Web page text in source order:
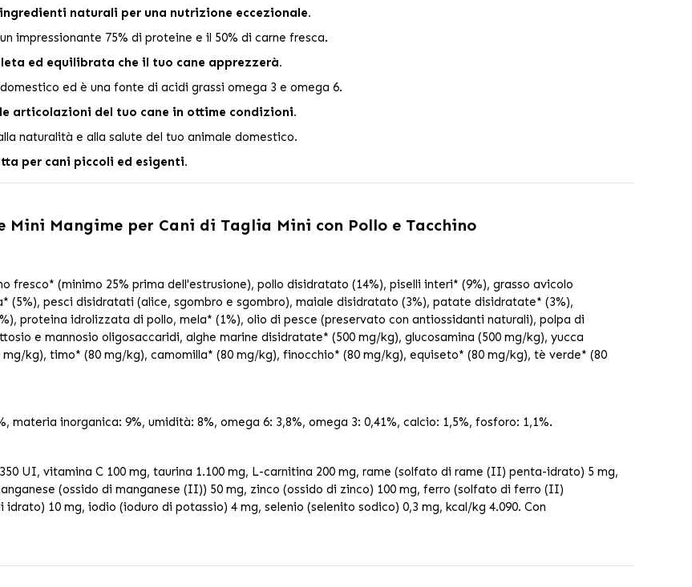
naturali per una nutrizione eccezionale.
impressionante 75% di proteine e il 50% di carne fresca.
ed equilibrata che il tuo cane apprezzerà.
ed è una fonte di acidi grassi omega 3 e omega 6.
articolazioni del tuo cane in ottime condizioni.
naturalità e alla salute del tuo animale domestico.
per cani piccoli ed esigenti.
Mini Mangime per Cani di Taglia Mini con Pollo e Tacchino
fresco* (minimo 25% prima dell'estrusione), pollo disidratato (14%), piselli interi* (9%), grasso avicolo
(5%), pesci disidratati (alice, sgombro e sgombro), maiale disidratato (3%), patate disidratate* (3%),
proteina idrolizzata di pollo, mela* (1%), olio di pesce (preservato con antiossidanti naturali), polpa di
e mannosio oligosaccaridi, alghe marine disidratate* (500 mg/kg), glucosamina (500 mg/kg), yucca
kg), timo* (80 mg/kg), camomilla* (80 mg/kg), finocchio* (80 mg/kg), equiseto* (80 mg/kg), tè verde* (80
materia inorganica: 9%, umidità: 8%, omega 6: 3,8%, omega 3: 0,41%, calcio: 1,5%, fosforo: 1,1%.
UI, vitamina C 100 mg, taurina 1.100 mg, L-carnitina 200 mg, rame (solfato di rame (II) penta-idrato) 5 mg,
(ossido di manganese (II)) 50 mg, zinco (ossido di zinco) 100 mg, ferro (solfato di ferro (II)
10 mg, iodio (ioduro di potassio) 4 mg, selenio (selenito sodico) 0,3 mg, kcal/kg 4.090. Con